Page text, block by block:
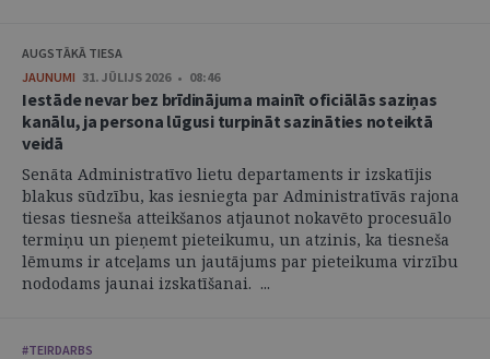
AUGSTĀKĀ TIESA
JAUNUMI 31. JŪLIJS 2026 • 08:46
Iestāde nevar bez brīdinājuma mainīt oficiālās saziņas
kanālu, ja persona lūgusi turpināt sazināties noteiktā
veidā
Senāta Administratīvo lietu departaments ir izskatījis
blakus sūdzību, kas iesniegta par Administratīvās rajona
tiesas tiesneša atteikšanos atjaunot nokavēto procesuālo
termiņu un pieņemt pieteikumu, un atzinis, ka tiesneša
lēmums ir atceļams un jautājums par pieteikuma virzību
nododams jaunai izskatīšanai. ...
#TEIRDARBS